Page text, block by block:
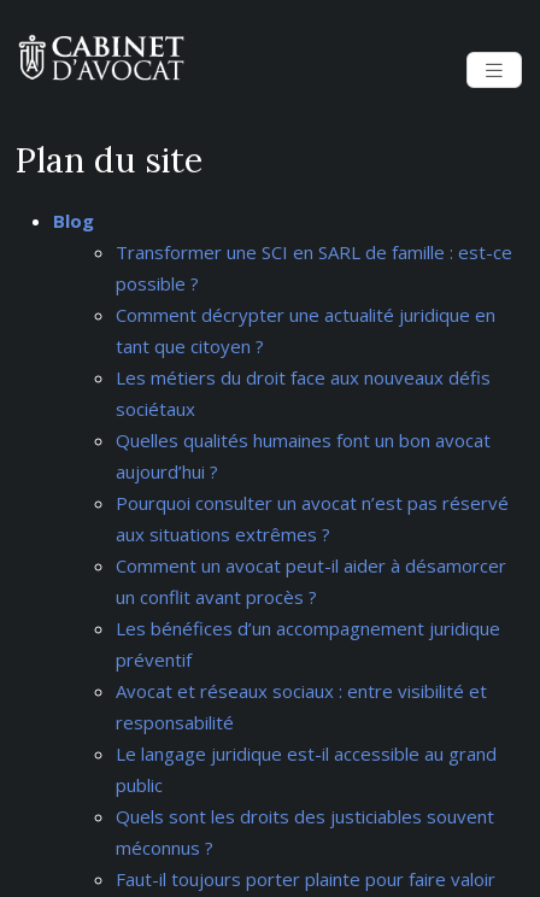
Plan du site
Blog
Transformer une SCI en SARL de famille : est-ce
possible ?
Comment décrypter une actualité juridique en
tant que citoyen ?
Les métiers du droit face aux nouveaux défis
sociétaux
Quelles qualités humaines font un bon avocat
aujourd’hui ?
Pourquoi consulter un avocat n’est pas réservé
aux situations extrêmes ?
Comment un avocat peut-il aider à désamorcer
un conflit avant procès ?
Les bénéfices d’un accompagnement juridique
préventif
Avocat et réseaux sociaux : entre visibilité et
responsabilité
Le langage juridique est-il accessible au grand
public
Quels sont les droits des justiciables souvent
méconnus ?
Faut-il toujours porter plainte pour faire valoir